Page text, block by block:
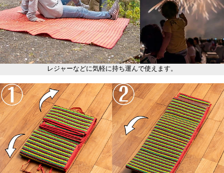
レジャーなどに気軽に持ち運んで使えます。